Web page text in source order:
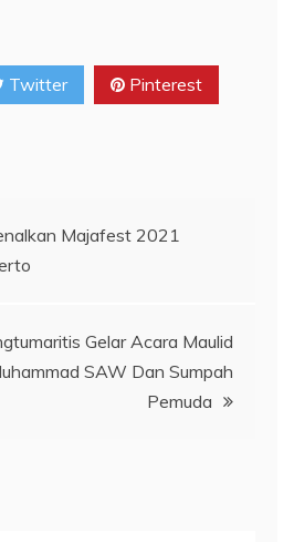
Twitter Pinterest
Majafest 2021
Gelar Acara Maulid
SAW Dan Sumpah
Pemuda